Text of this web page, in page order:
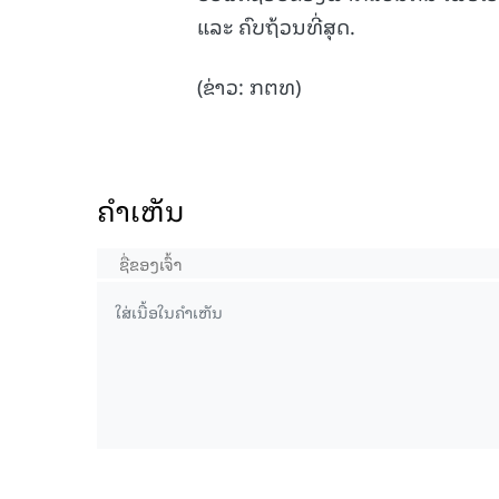
ແລະ ຄົບຖ້ວນທີ່ສຸດ.
(ຂ່າວ: ກຕທ)
ຄໍາເຫັນ